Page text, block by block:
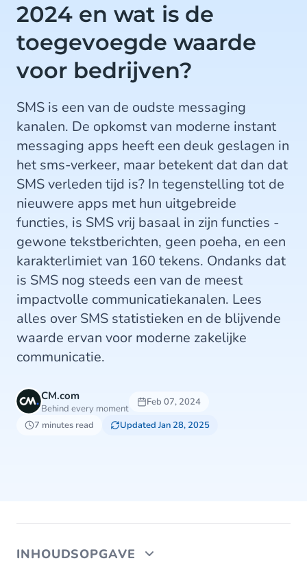
2024 en wat is de
toegevoegde waarde
voor bedrijven?
SMS is een van de oudste messaging
kanalen. De opkomst van moderne instant
messaging apps heeft een deuk geslagen in
het sms-verkeer, maar betekent dat dan dat
SMS verleden tijd is? In tegenstelling tot de
nieuwere apps met hun uitgebreide
functies, is SMS vrij basaal in zijn functies -
gewone tekstberichten, geen poeha, en een
karakterlimiet van 160 tekens. Ondanks dat
is SMS nog steeds een van de meest
impactvolle communicatiekanalen. Lees
alles over SMS statistieken en de blijvende
waarde ervan voor moderne zakelijke
communicatie.
CM.com
Behind every moment
Feb 07, 2024
7 minutes read
Updated Jan 28, 2025
INHOUDSOPGAVE